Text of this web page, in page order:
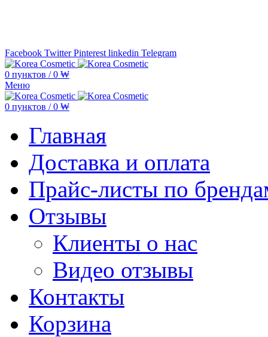
Facebook Twitter Pinterest linkedin Telegram
0 пунктов / 0 ₩
Меню
0 пунктов / 0 ₩
Главная
Доставка и оплата
Прайс-листы по
Отзывы
Клиенты о нас
Видео отзывы
Контакты
Корзина